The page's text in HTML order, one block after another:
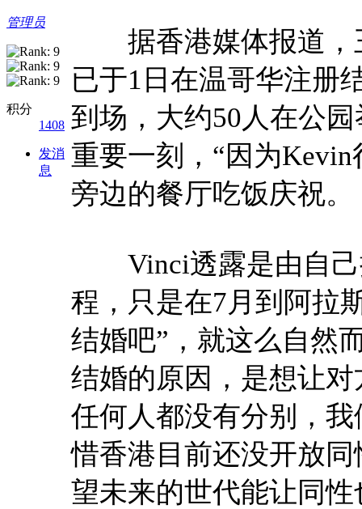
管理员
积分
1408
发消
息
据香港媒体报道，
已于1日在温哥华注册
到场，大约50人在公
重要一刻，“因为
旁边的餐厅吃饭庆祝。
Vinci透露是由自己
程，只是在7月到阿拉
结婚吧”，就这么自然
结婚的原因，是想让
任何人都没有分别，
惜香港目前还没开放
望未来的世代能让同